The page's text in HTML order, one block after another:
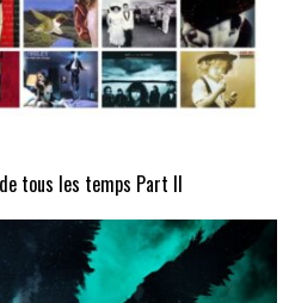
tous les temps Part II